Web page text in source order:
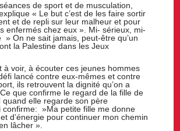
de sport et de musculation,
« Le but c’est de les faire sortir
et de repli sur leur malheur et pour
enfermés chez eux ». Mi- sérieux, mi-
» On ne sait jamais, peut-être qu’un
la Palestine dans les Jeux
à voir, à écouter ces jeunes hommes
lancé contre eux-mêmes et contre
ils retrouvent la dignité qu’on a
que confirme le regard de la fille de
quand elle regarde son père
confirme: »Ma petite fille me donne
d’énergie pour continuer mon chemin
lâcher ».